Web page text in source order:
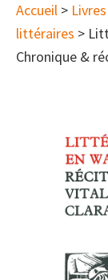
Accueil > Livres
littéraires >
Chronique &